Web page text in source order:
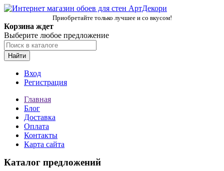
Приобретайте только лучшее и со вкусом!
Корзина ждет
Выберите любое предложение
Найти
Вход
Регистрация
Главная
Блог
Доставка
Оплата
Контакты
Карта сайта
Каталог предложений